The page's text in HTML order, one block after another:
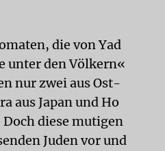
die von Yad
unter den Völkern«
nur zwei aus Ost-
aus Japan und Ho
Doch diese mutigen
Juden vor und